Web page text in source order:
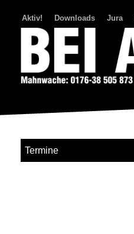
Aktiv! Downloads Jura
Termine